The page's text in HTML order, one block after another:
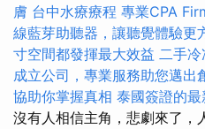
膚 台中水療療程 專業CPA
線藍芽助聽器，讓聽覺體驗更
寸空間都發揮最大效益 二手
成立公司，專業服務助您邁出
協助你掌握真相 泰國簽證的
沒有人相信主角，悲劇來了，